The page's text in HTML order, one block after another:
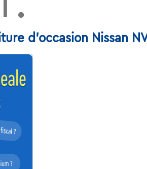
d'occasion Nissan